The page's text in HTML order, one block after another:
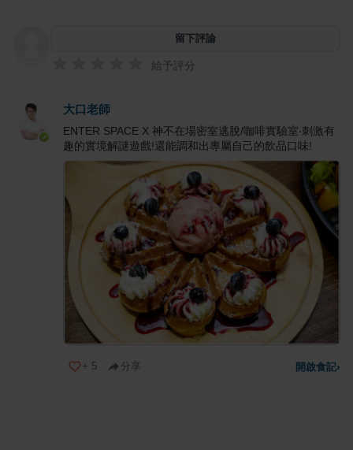
留下評論
給予評分
大口老師
ENTER SPACE X 神不在場密室逃脫/咖啡實驗室‧刺激有
趣的實境解謎遊戲!還能調和出專屬自己的飲品口味!
+ 5 分享 開啟食記›